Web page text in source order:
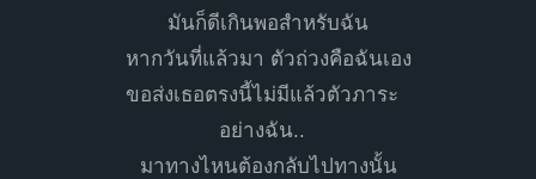
มันก็ดีเกินพอสำหรับฉัน
หากวันที่แล้วมา ตัวถ่วงคือฉันเอง
ขอส่งเธอตรงนี้ไม่มีแล้วตัวภาระ
อย่างฉัน..
มาทางไหนต้องกลับไปทางนั้น